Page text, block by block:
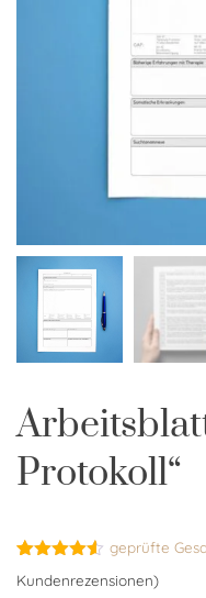
Protokoll“
Bewertet
mit4.50
6
geprüfte
Kundenrezensionen)